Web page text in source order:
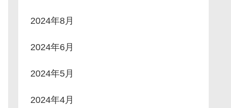
2024年8月
2024年6月
2024年5月
2024年4月